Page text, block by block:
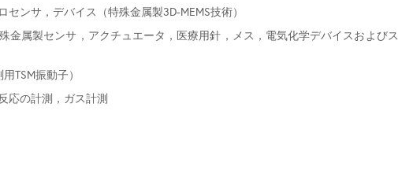
ンサ，デバイス（特殊金属製3D-MEMS技術）
製センサ，アクチュエータ，医療用針，メス，電気化学デバイスおよびス
TSM振動子）
の計測，ガス計測